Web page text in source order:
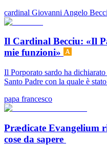
cardinal Giovanni Angelo
Il Cardinal Becciu: «Il
mie funzioni»
Il Porporato sardo ha
Santo Padre con la quale è
papa francesco
Prædicate Evangelium
cose da sapere